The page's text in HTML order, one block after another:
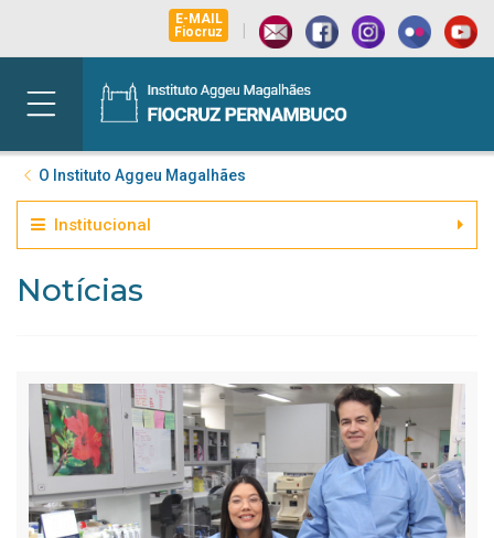
E-MAIL
Fiocruz
|
O Instituto Aggeu Magalhães
Institucional
Notícias